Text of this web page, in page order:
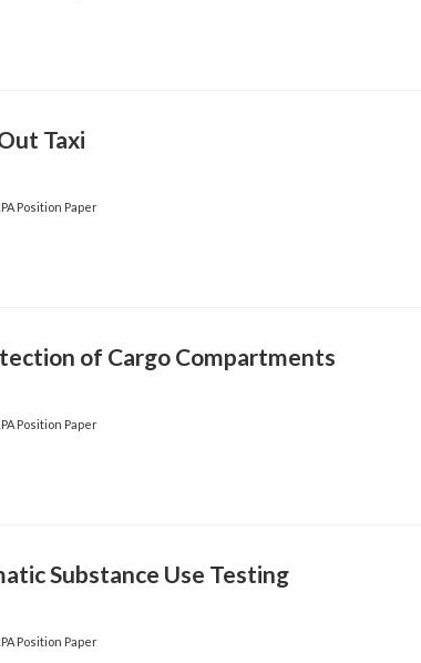
Taxi
Position Paper
of Cargo Compartments
Position Paper
Substance Use Testing
Position Paper